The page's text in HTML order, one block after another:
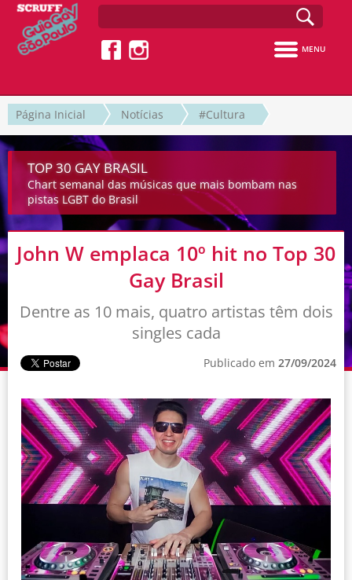
MENU
Página Inicial Notícias #Cultura
TOP 30 GAY BRASIL
Chart semanal das músicas que mais bombam nas
pistas LGBT do Brasil
John W emplaca 10º hit no Top 30
Gay Brasil
Dentre as 10 mais, quatro artistas têm dois
singles cada
Publicado em 27/09/2024